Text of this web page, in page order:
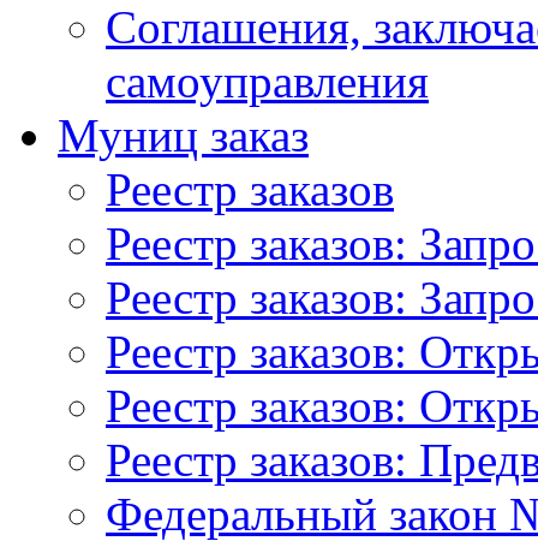
Соглашения,
самоуправления
Муниц заказ
Реестр заказов
Реестр заказов:
Реестр заказов:
Реестр заказов:
Реестр заказов:
Реестр заказов:
Федеральный закон